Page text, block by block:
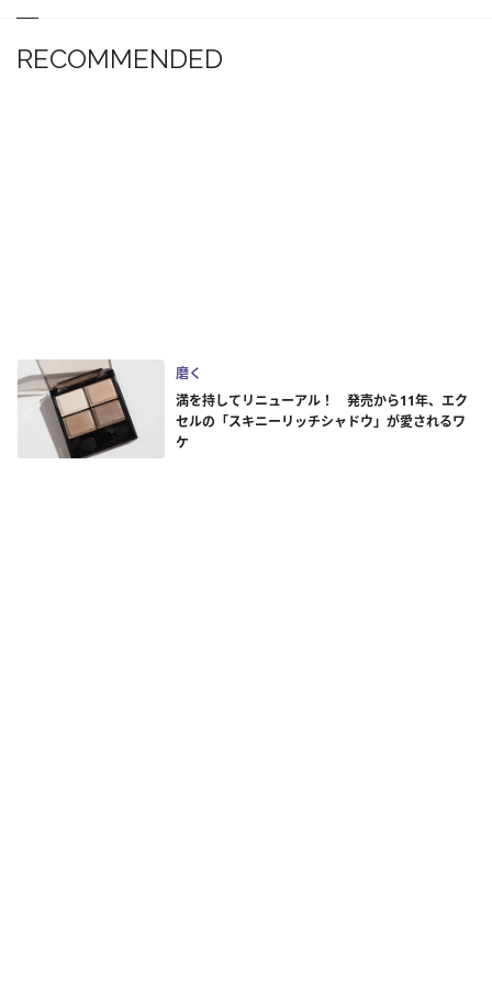
RECOMMENDED
磨く
満を持してリニューアル！ 発売から11年、エク
セルの「スキニーリッチシャドウ」が愛されるワ
ケ